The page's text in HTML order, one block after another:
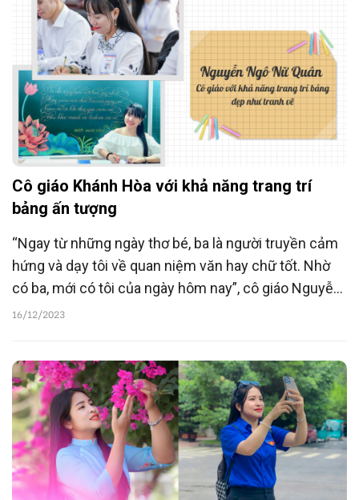
Cô giáo Khánh Hòa với khả năng trang trí
bảng ấn tượng
“Ngay từ những ngày thơ bé, ba là người truyền cảm
hứng và dạy tôi về quan niệm văn hay chữ tốt. Nhờ
có ba, mới có tôi của ngày hôm nay”, cô giáo Nguyễn
Ngô Nữ Quân chia sẻ.
16/12/2023